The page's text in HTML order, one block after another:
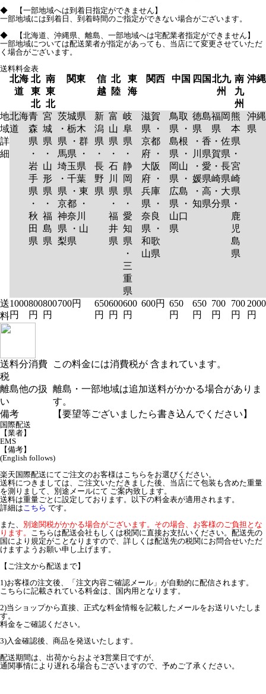
◆ 【一部地域へは到着日指定ができません】
一部地域には到着日、到着時間のご指定ができない場合がございます。
◆ 【北海道、沖縄県、離島、一部地域へは宅配業者指定ができません】
一部地域については配送業者が指定があっても、当店にて変更させていただ
く場合がございます。
送料料金表
北海
道
北
東
北
南
東
北
関東
信
越
北
陸
東
海
関西 中国 四国北九
州
南
九
州
沖縄
地
域
詳
細
北海
道
青
森
県
・
岩
手
県
・
秋
田
県
宮
城
県
・
山
形
県
・
福
島
県
茨城県
・栃木
県 ・群
馬県 ・
埼玉県
・千葉
県 ・東
京都 ・
神奈川
県 ・山
梨県
新
潟
県
・
長
野
県
富
山
県
・
石
川
県
・
福
井
県
岐
阜
県
・
静
岡
県
・
愛
知
県
・
三
重
県
滋賀
県 ・
京都
府 ・
大阪
府 ・
兵庫
県 ・
奈良
県 ・
和歌
山県
鳥取
県 ・
島根
県 ・
岡山
県 ・
広島
県 ・
山口
県
徳島
県
・香
川県
・愛
媛県
・高
知県
福岡
県
・佐
賀県
・長
崎県
・大
分県
熊
本
県
・
宮
崎
県
・
鹿
児
島
県
沖縄
県
送
料
1000
円
800
円
800
円
700円
650
円
600
円
600
円
600円 650
円
650
円
700
円
700
円
2000
円
送料分消費
税
この料金には消費税が 含まれています。
離島他の扱
い
離島・一部地域は追加送料がかかる場合がありま
す。
備考
【要望等ございましたら書き込んでください】
国際配送
【業者】
EMS
【備考】
(English follows)
楽天国際配送にてご注文のお客様はこちらをお選びください。
送料につきましては、ご注文いただきました後、当店にて包装も含めた重量
を測りまして、別途メールにて ご案内致します。
送料は重量ごとに設定しております。以下の料金表が適用されます。
詳細はこちら です。
また、 別途関税がかかる場合がございます。その場合、お客様のご負担とな
ります。 こちらは配送会社もしくは税関に直接お支払いください。配送先の
国により規定がことなりますので、詳しくは配送先の税関にお問合せいただ
けますようお願い申し上げます。
【ご注文から配送まで】
1)お客様の注文後、「注文内容ご確認メール」が自動的に配信されます。
こちらに記載されている料金は、国内用となります。
2)当ショップから直接、正式な料金情報を記載したメールをお送りいたしま
す。
料金をご確認ください。
3)入金確認後、商品を発送いたします。
配送期間は、出荷からおよそ3営業日ですが、
通関事情により遅れる場合もございますので、予めご了承ください。